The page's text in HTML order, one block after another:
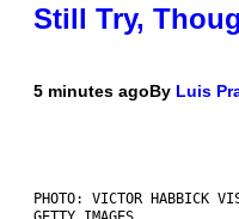
Still Try,
5 minutes agoBy Luis
PHOTO: VICTOR HABBICK